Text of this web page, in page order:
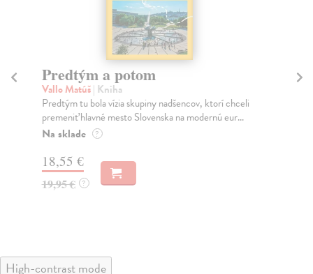
Predtým a potom
Vallo Matúš| Kniha
Predtým tu bola vízia skupiny nadšencov, ktorí chceli
premeniť hlavné mesto Slovenska na modernú eur...
Na sklade ?
18,55 €
19,95 € ?
High-contrast mode